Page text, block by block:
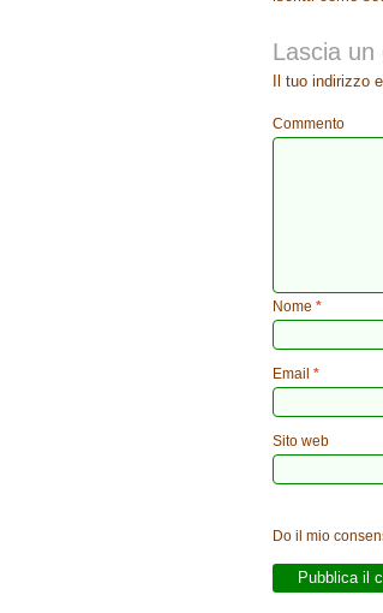
Lascia un
Il tuo indirizzo
Commento
Nome *
Email *
Sito web
Do il mio